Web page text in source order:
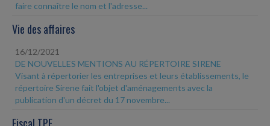
faire connaître le nom et l'adresse...
Vie des affaires
16/12/2021
DE NOUVELLES MENTIONS AU RÉPERTOIRE SIRENE
Visant à répertorier les entreprises et leurs établissements, le
répertoire Sirene fait l'objet d'aménagements avec la
publication d'un décret du 17 novembre...